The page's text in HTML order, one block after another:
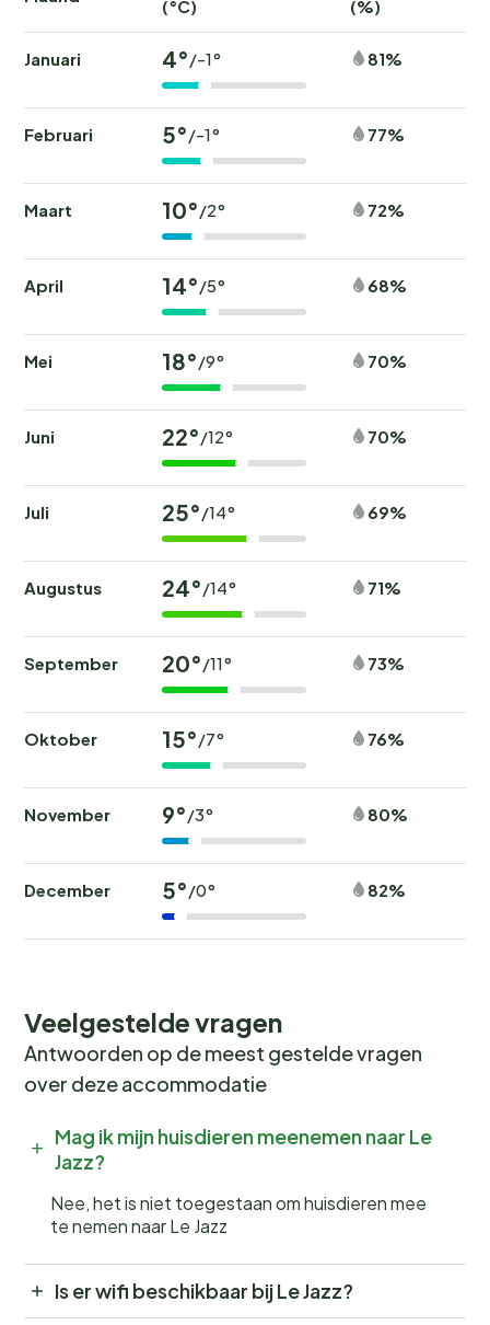
(°C) (%)
Januari 4°/-1° 81%
Februari 5°/-1° 77%
Maart 10°/2° 72%
April 14°/5° 68%
Mei 18°/9° 70%
Juni 22°/12° 70%
Juli 25°/14° 69%
Augustus 24°/14° 71%
September 20°/11° 73%
Oktober 15°/7° 76%
November 9°/3° 80%
December 5°/0° 82%
Veelgestelde vragen
Antwoorden op de meest gestelde vragen
over deze accommodatie
Mag ik mijn huisdieren meenemen naar Le
Jazz?
Nee, het is niet toegestaan om huisdieren mee
te nemen naar Le Jazz
Is er wifi beschikbaar bij Le Jazz?